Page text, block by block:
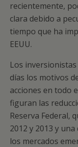
recientemente,
clara debido a
tiempo que ha
EEUU.
Los
días los motivos
acciones en todo
figuran las
Reserva Federal,
2012 y 2013 y
los mercados